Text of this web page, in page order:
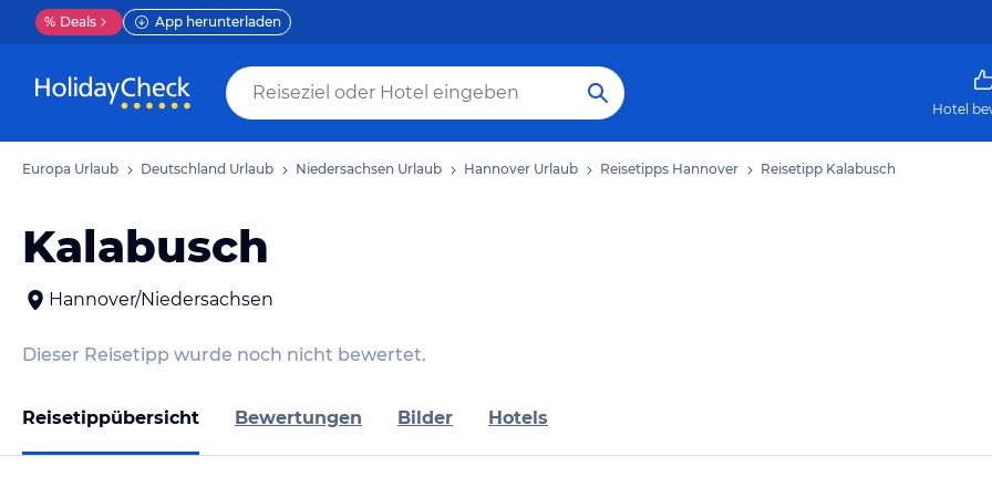
% Deals App herunterladen
Hotel
Europa Urlaub Deutschland Urlaub Niedersachsen Urlaub Hannover Urlaub Reisetipps Hannover Reisetipp Kalabusch
Kalabusch
Hannover/Niedersachsen
Dieser Reisetipp wurde noch nicht bewertet.
Reisetippübersicht Bewertungen Bilder Hotels